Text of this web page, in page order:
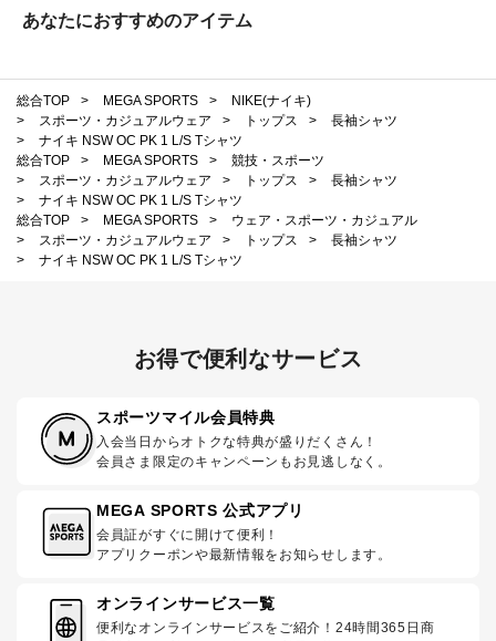
あなたにおすすめのアイテム
総合TOP > MEGA SPORTS >
NIKE(ナイキ)
>
スポーツ・カジュアルウェア > トップス >
長袖シャツ
>
ナイキ NSW OC PK 1 L/S Tシャツ
総合TOP
> MEGA SPORTS >
競技・スポーツ
>
スポーツ・カジュアルウェア > トップス >
長袖シャツ
>
ナイキ NSW OC PK 1 L/S Tシャツ
総合TOP
> MEGA SPORTS >
ウェア・スポーツ・カジュアル
>
スポーツ・カジュアルウェア > トップス >
長袖シャツ
>
ナイキ NSW OC PK 1 L/S Tシャツ
お得で便利なサービス
スポーツマイル会員特典
入会当日からオトクな特典が盛りだくさん！
会員さま限定のキャンペーンもお見逃しなく。
MEGA SPORTS 公式アプリ
会員証がすぐに開けて便利！
アプリクーポンや最新情報をお知らせします。
オンラインサービス一覧
便利なオンラインサービスをご紹介！24時間365日商